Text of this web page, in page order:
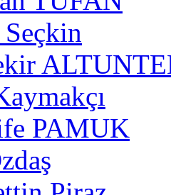
PAMUK